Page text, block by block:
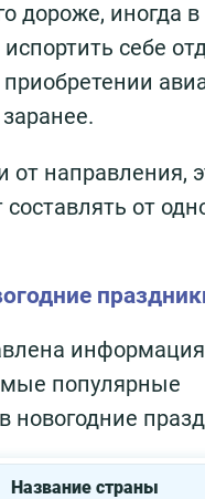
дороже, иногда
себе
от направления,
от
популярные
новогодние
Название страны